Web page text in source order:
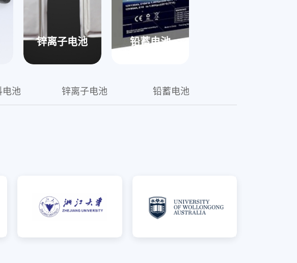
聚阴离子技术的方形和软包电芯：理论循环寿命在1万次
以上，量产电芯循坏已达6000次，安全性和经济性都超
越LFP电池
锌离子电池 铅蓄电池
电池 锌离子电池 铅蓄电池